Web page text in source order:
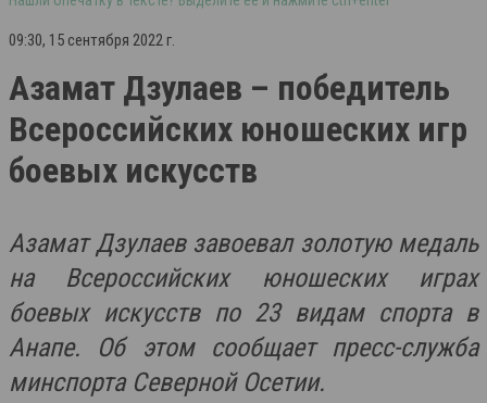
09:30, 15 сентября 2022 г.
Азамат Дзулаев – победитель
Всероссийских юношеских игр
боевых искусств
Азамат Дзулаев завоевал золотую медаль
на Всероссийских юношеских играх
боевых искусств по 23 видам спорта в
Анапе. Об этом сообщает пресс-служба
минспорта Северной Осетии.